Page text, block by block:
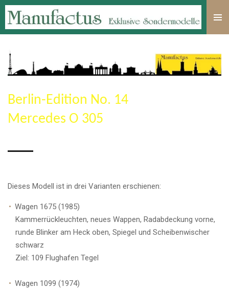
Zum
Hauptinhalt
springen
Berlin-Edition No. 14
Mercedes O 305
Dieses Modell ist in drei Varianten erschienen:
Wagen 1675 (1985)
Kammerrückleuchten, neues Wappen, Radabdeckung vorne,
runde Blinker am Heck oben, Spiegel und Scheibenwischer
schwarz
Ziel: 109 Flughafen Tegel
Wagen 1099 (1974)